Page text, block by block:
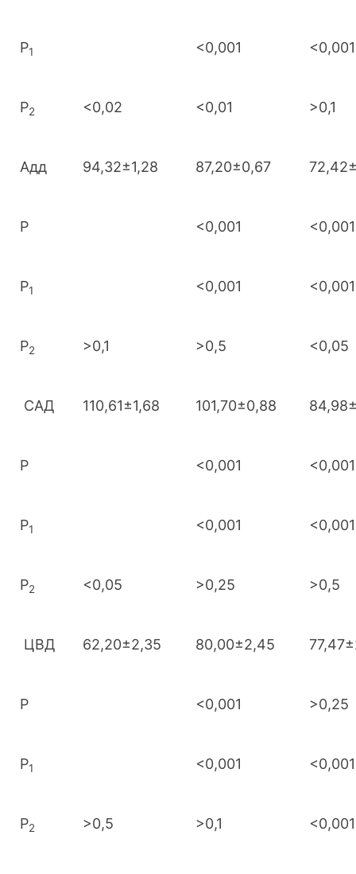
Р1 <0,001 <0,001
Р2 <0,02 <0,01 >0,1
Адд 94,32±1,28 87,20±0,67
Р <0,001 <0,001
Р1 <0,001 <0,001
Р2 >0,1 >0,5 <0,05
САД 110,61±1,68 101,70±0,88
Р <0,001 <0,001
Р1 <0,001 <0,001
Р2 <0,05 >0,25 >0,5
ЦВД 62,20±2,35 80,00±2,45
Р <0,001 >0,25
Р1 <0,001 <0,001
Р2 >0,5 >0,1 <0,001